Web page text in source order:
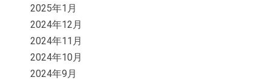
2025年1月
2024年12月
2024年11月
2024年10月
2024年9月